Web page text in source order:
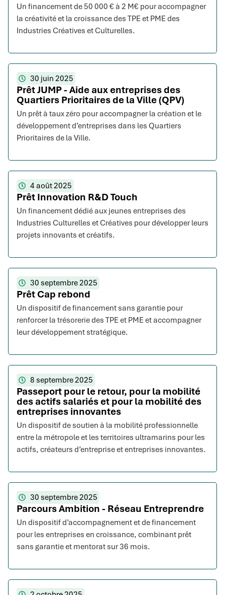
Un financement de 50 000 € à 2 M€ pour accompagner
la créativité et la croissance des TPE et PME des
Industries Créatives et Culturelles.
30 juin 2025
Prêt JUMP - Aide aux entreprises des
Quartiers Prioritaires de la Ville (QPV)
Un prêt à taux zéro pour accompagner la création et le
développement d’entreprises dans les Quartiers
Prioritaires de la Ville.
4 août 2025
Prêt Innovation R&D Touch
Un financement dédié aux jeunes entreprises des
Industries Culturelles et Créatives pour développer leurs
projets innovants et créatifs.
30 septembre 2025
Prêt Cap rebond
Un dispositif de financement sans garantie pour
renforcer la trésorerie des TPE et PME et accompagner
leur développement stratégique.
8 septembre 2025
Passeport pour le retour, pour la mobilité
des actifs salariés et pour la mobilité des
entreprises innovantes
Un dispositif de soutien à la mobilité professionnelle
entre la métropole et les territoires ultramarins pour les
actifs, créateurs d’entreprise et entreprises innovantes.
30 septembre 2025
Parcours Ambition - Réseau Entreprendre
Un dispositif d’accompagnement et de financement
pour les entreprises en croissance, combinant prêt
sans garantie et mentorat sur 36 mois.